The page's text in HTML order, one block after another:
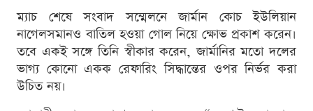
ম্যাচ শেষে সংবাদ সম্মেলনে জার্মান কোচ ইউলিয়ান
নাগেলসমানও বাতিল হওয়া গোল নিয়ে ক্ষোভ প্রকাশ করেন।
তবে একই সঙ্গে তিনি স্বীকার করেন, জার্মানির মতো দলের
ভাগ্য কোনো একক রেফারিং সিদ্ধান্তের ওপর নির্ভর করা
উচিত নয়।